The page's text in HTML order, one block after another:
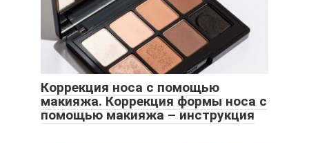
Коррекция носа с помощью
макияжа. Коррекция формы носа с
помощью макияжа – инструкция